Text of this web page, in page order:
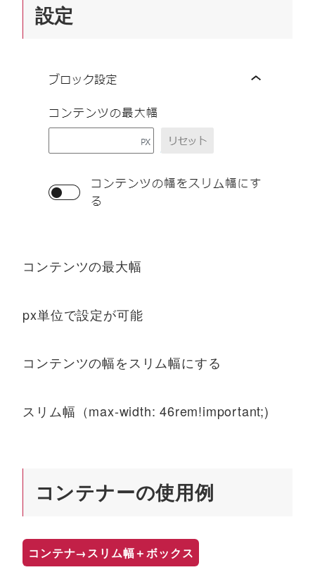
設定
コンテンツの最大幅
px単位で設定が可能
コンテンツの幅をスリム幅にする
スリム幅（max-width: 46rem!important;)
コンテナーの使用例
コンテナ→スリム幅＋ボックス